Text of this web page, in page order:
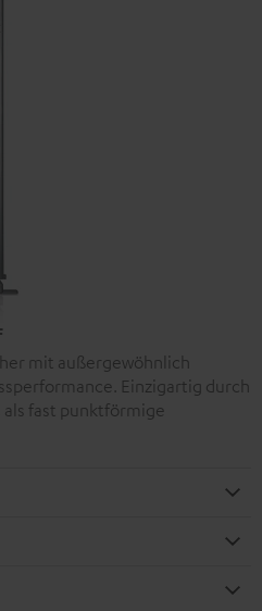
mit außergewöhnlich
Einzigartig durch
als fast punktförmige